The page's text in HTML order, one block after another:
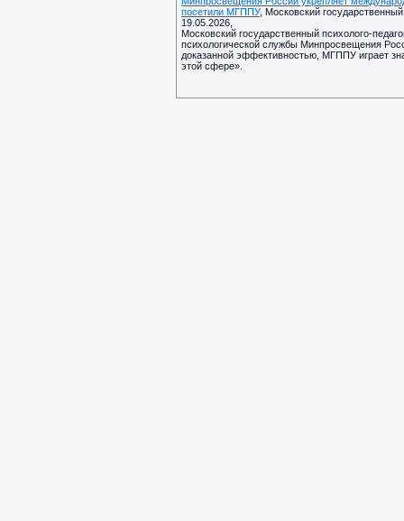
посетили МГППУ, Московский
19.05.2026,
Московский государственный психолого-
психологической службы Минпросвещения
доказанной эффективностью, МГППУ играет
этой сфере».